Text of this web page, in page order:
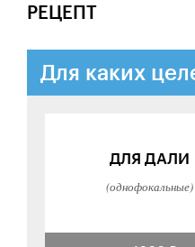
РЕЦЕПТ
Для каких
ДЛЯ ДАЛИ
(однофокальные)